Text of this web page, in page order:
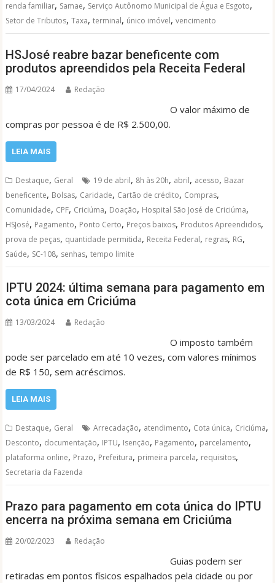
renda familiar, Samae, Serviço Autônomo Municipal de Água e Esgoto,
Setor de Tributos,Taxa,terminal, único imóvel,vencimento
HSJosé reabre bazar beneficente com
produtos apreendidos pela Receita Federal
17/04/2024 Redação
O valor máximo de
compras por pessoa é de R$ 2.500,00.
LEIA MAIS
Destaque, Geral 19 de abril, 8h às 20h, abril, acesso, Bazar
beneficente, Bolsas, Caridade, Cartão de crédito, Compras,
Comunidade, CPF, Criciúma, Doação, Hospital São José de Criciúma,
HSJosé, Pagamento, Ponto Certo, Preços baixos, Produtos Apreendidos,
prova de peças, quantidade permitida, Receita Federal, regras, RG,
Saúde, SC-108, senhas,tempo limite
IPTU 2024: última semana para pagamento em
cota única em Criciúma
13/03/2024 Redação
O imposto também
pode ser parcelado em até 10 vezes, com valores mínimos
de R$ 150, sem acréscimos.
LEIA MAIS
Destaque, Geral Arrecadação, atendimento, Cota única, Criciúma,
Desconto, documentação, IPTU, Isenção, Pagamento, parcelamento,
plataforma online, Prazo, Prefeitura, primeira parcela, requisitos,
Secretaria da Fazenda
Prazo para pagamento em cota única do IPTU
encerra na próxima semana em Criciúma
20/02/2023 Redação
Guias podem ser
retiradas em pontos físicos espalhados pela cidade ou por